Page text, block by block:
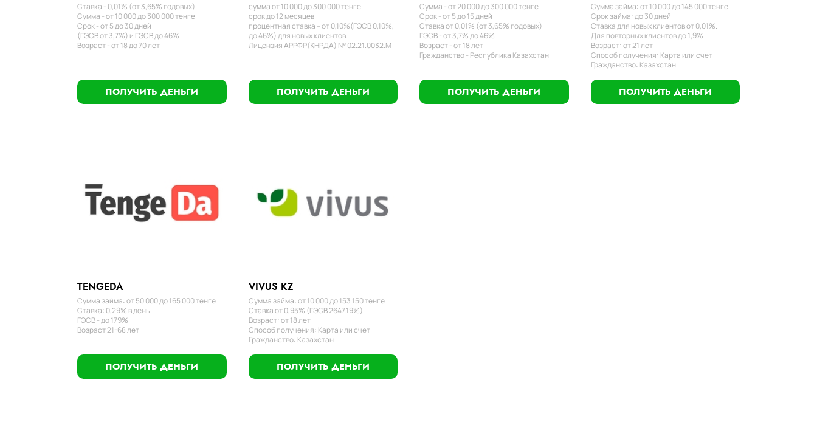
Ставка - 0,01% (от 3,65% годовых)
Сумма - от 10 000 до 300 000 тенге
Срок - от 5 до 30 дней
(ГЭСВ от 3,7%) и ГЭСВ до 46%
Возраст - от 18 до 70 лет
ПОЛУЧИТЬ ДЕНЬГИ
сумма от 10 000 до 300 000 тенге
срок до 12 месяцев
процентная ставка – от 0,10%(ГЭСВ 0,10%,
до 46%) для новых клиентов.
Лицензия АРРФР(ҚНРДА) № 02.21.0032.М
ПОЛУЧИТЬ ДЕНЬГИ
Сумма - от 20 000 до 300 000 тенге
Срок - от 5 до 15 дней
Ставка от 0,01% (от 3,65% годовых)
ГЭСВ - от 3,7% до 46%
Возраст - от 18 лет
Гражданство - Республика Казахстан
ПОЛУЧИТЬ ДЕНЬГИ
Сумма займа: от 10 000 до 145 000 тенге
Срок займа: до 30 дней
Ставка для новых клиентов от 0,01%.
Для повторных клиентов до 1,9%
Возраст: от 21 лет
Способ получения: Карта или счет
Гражданство: Казахстан
ПОЛУЧИТЬ ДЕНЬГИ
TENGEDA
Сумма займа: от 50 000 до 165 000 тенге
Ставка: 0,29% в день
ГЭСВ - до 179%
Возраст 21-68 лет
ПОЛУЧИТЬ ДЕНЬГИ
VIVUS KZ
Сумма займа: от 10 000 до 153 150 тенге
Ставка от 0,95% (ГЭСВ 2647.19%)
Возраст: от 18 лет
Способ получения: Карта или счет
Гражданство: Казахстан
ПОЛУЧИТЬ ДЕНЬГИ